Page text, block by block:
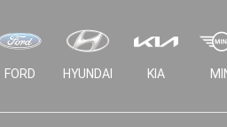
FORD HYUNDAI KIA